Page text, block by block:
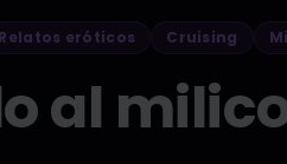
Relatos eróticos Cruising
al